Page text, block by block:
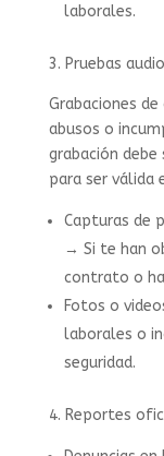
laborales.
3. Pruebas
Grabaciones
abusos o
grabación
para ser válida
Capturas de
→ Si te han
contrato o
Fotos o
laborales o
seguridad.
4. Reportes